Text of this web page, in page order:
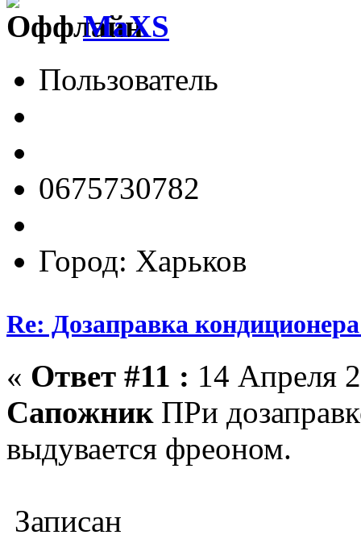
MaXS
Пользователь
0675730782
Город: Харьков
Re: Дозаправка
« Ответ #11 : 14 Апреля
СапожникПРи
выдувается фреоном.
Записан